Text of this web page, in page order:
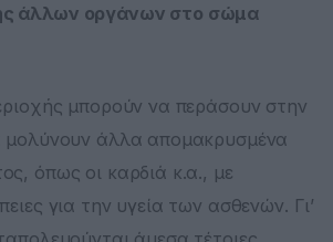
άλλων οργάνων στο σώμα
μπορούν να περάσουν στην
μολύνουν άλλα απομακρυσμένα
όπως οι καρδιά κ.α., με
για την υγεία των ασθενών. Γι’